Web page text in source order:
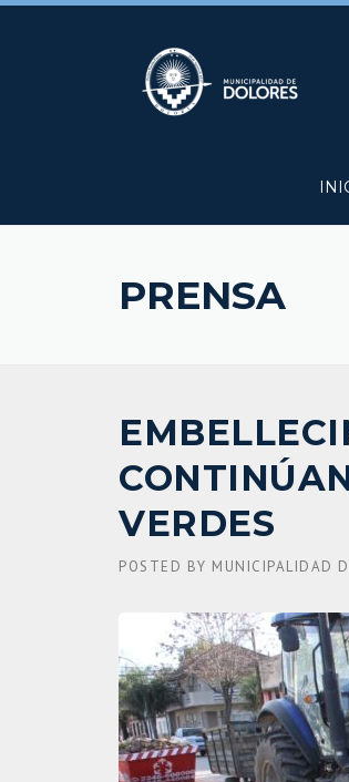
Skip
PRENSA
VERDES
POSTED BY MUNICIPALIDAD